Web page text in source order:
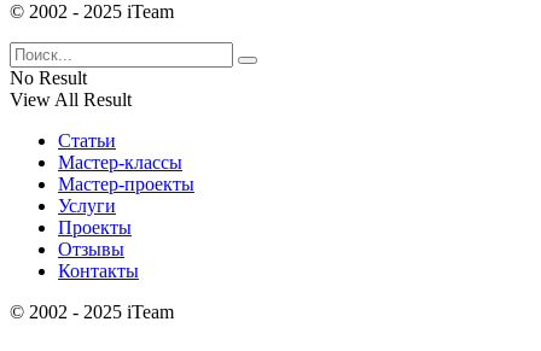
© 2002 - 2025 iTeam
No Result
View All Result
Статьи
Мастер-классы
Мастер-проекты
Услуги
Проекты
Отзывы
Контакты
© 2002 - 2025 iTeam